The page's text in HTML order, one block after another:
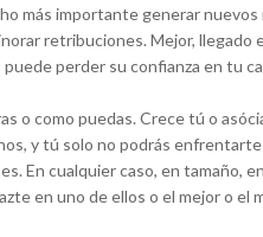
más importante generar
retribuciones. Mejor, llegado
perder su confianza en tu
o como puedas. Crece tú o
y tú solo no podrás
En cualquier caso, en tamaño,
en uno de ellos o el mejor o el